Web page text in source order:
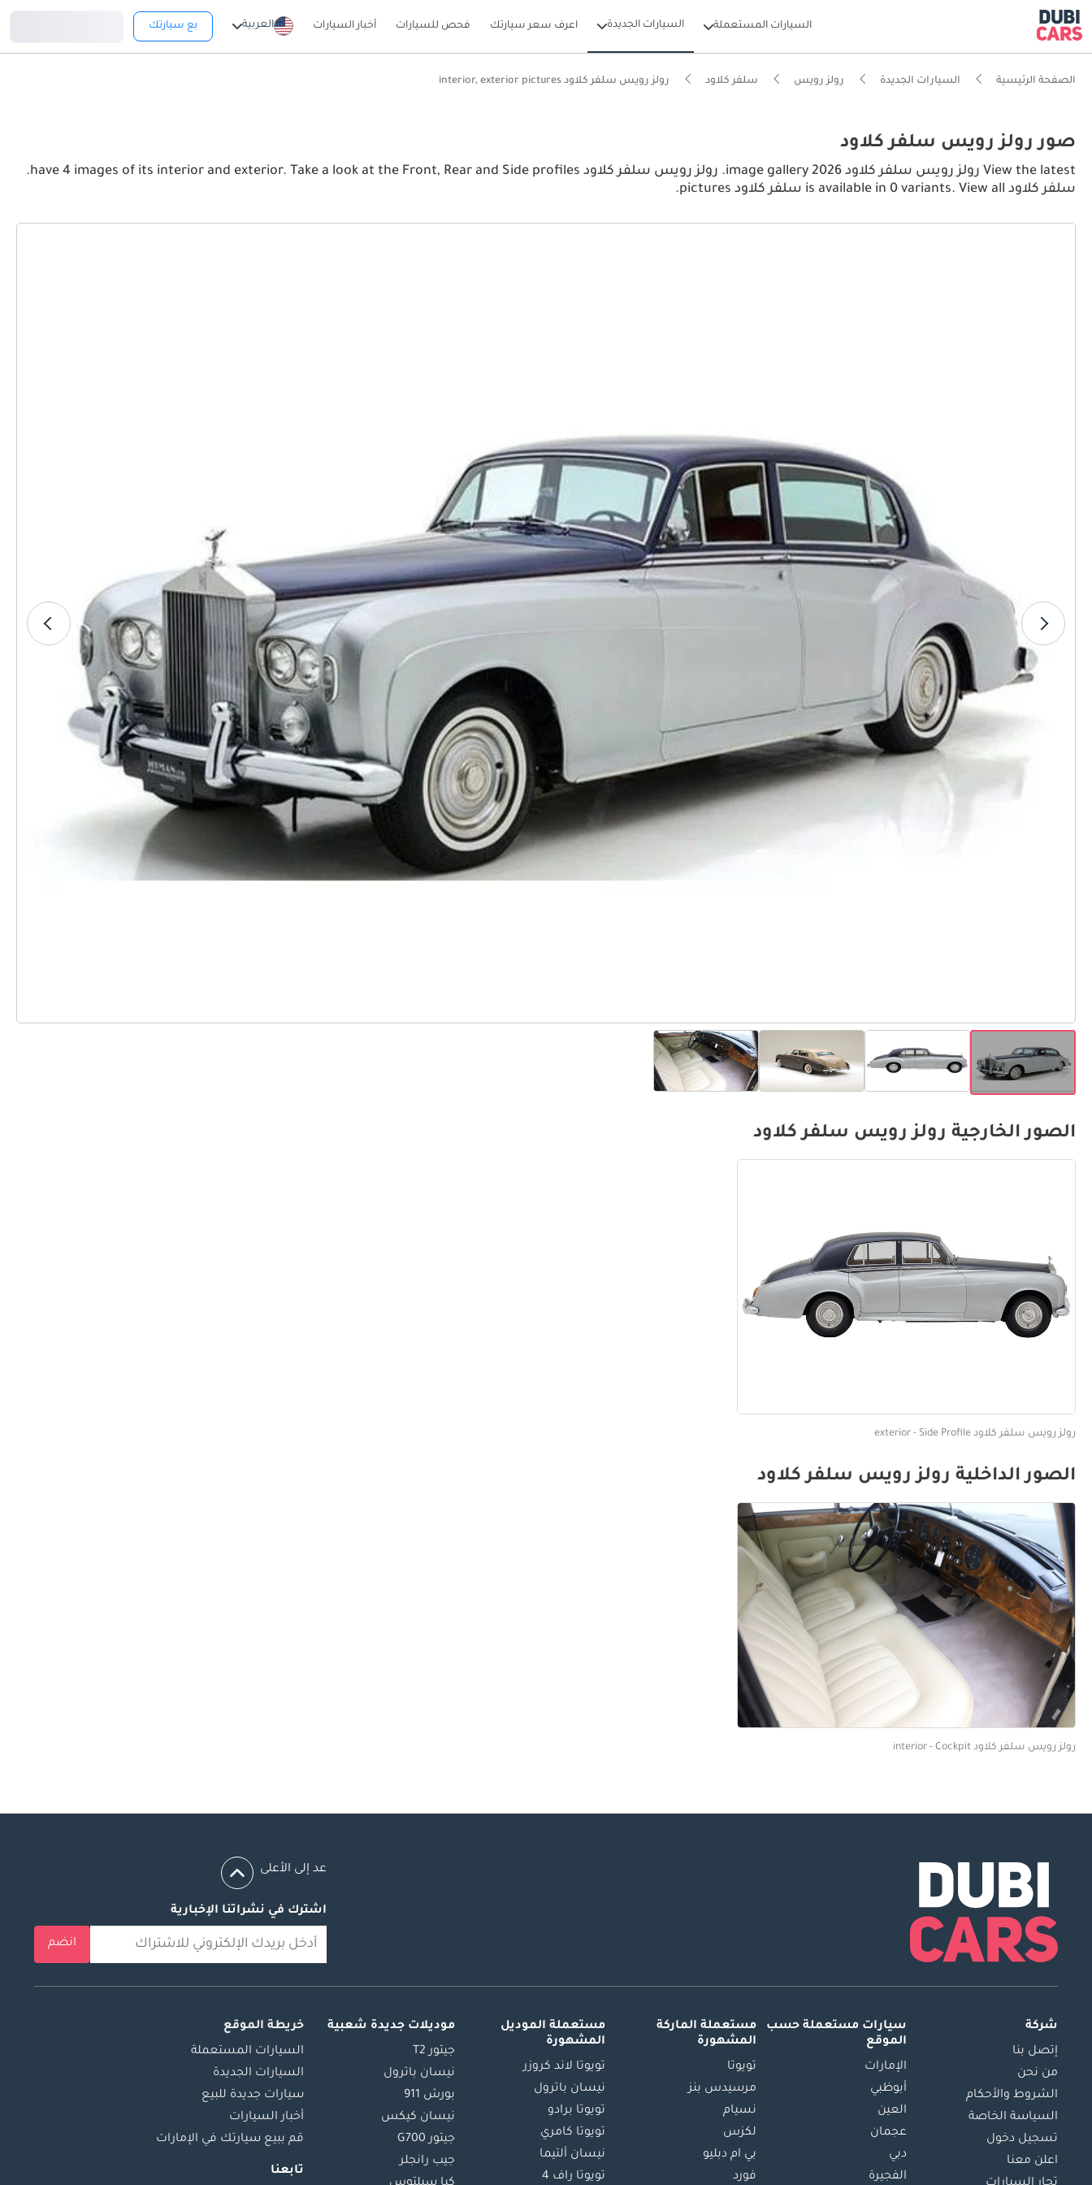
السيارات المستعملة السيارات الجديدة اعرف سعر سيارتك فحص للسيارات أخبار السيارات العربية بع سيارتك
الصفحة الرئيسية السيارات الجديدة رولز رويس سلفر كلاود رولز رويس سلفر كلاود interior, exterior pictures
صور رولز رويس سلفر كلاود
View the latest رولز رويس سلفر كلاود 2026 image gallery. رولز رويس سلفر كلاود have 4 images of its interior and exterior. Take a look at the Front, Rear and Side profiles.
سلفر كلاود is available in 0 variants. View all سلفر كلاود pictures.
الصور الخارجية رولز رويس سلفر كلاود
رولز رويس سلفر كلاود exterior - Side Profile
الصور الداخلية رولز رويس سلفر كلاود
رولز رويس سلفر كلاود interior - Cockpit
عد إلى الأعلى
اشترك في نشراتنا الإخبارية
انضم
شركة
إتصل بنا
من نحن
الشروط والأحكام
السياسة الخاصة
تسجيل دخول
اعلن معنا
سيارات مستعملة حسب
الموقع
الإمارات
أبوظبي
العين
عجمان
دبي
الفجيرة
مستعملة الماركة
المشهورة
تويوتا
مرسيدس بنز
نسيام
لكزس
بي ام دبليو
فورد
مستعملة الموديل
المشهورة
تويوتا لاند كروزر
نيسان باترول
تويوتا برادو
تويوتا كامري
نيسان ألتيما
تويوتا راف 4
موديلات جديدة شعبية
جيتور T2
نيسان باترول
بورش 911
نيسان كيكس
جيتور G700
جيب رانجلر
خريطة الموقع
السيارات المستعملة
السيارات الجديدة
سيارات جديدة للبيع
أخبار السيارات
قم ببيع سيارتك في الإمارات
تابعنا